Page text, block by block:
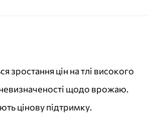
зростання цін на тлі високого
щодо врожаю.
цінову підтримку.